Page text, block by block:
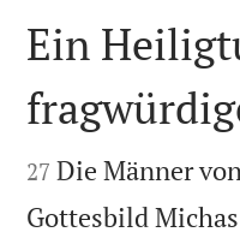

Ein

27 Die Männer
Gottesbild